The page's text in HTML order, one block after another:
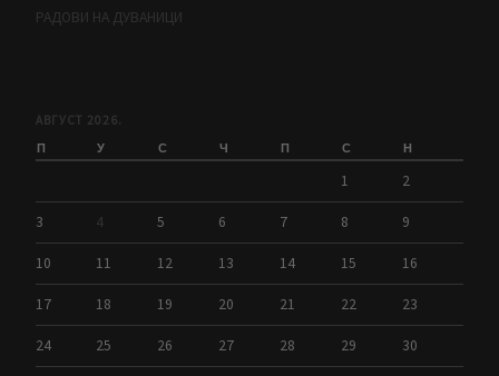
РАДОВИ НА ДУВАНИЦИ
АВГУСТ 2026.
П У С Ч П С Н
1 2
3 4 5 6 7 8 9
10 11 12 13 14 15 16
17 18 19 20 21 22 23
24 25 26 27 28 29 30